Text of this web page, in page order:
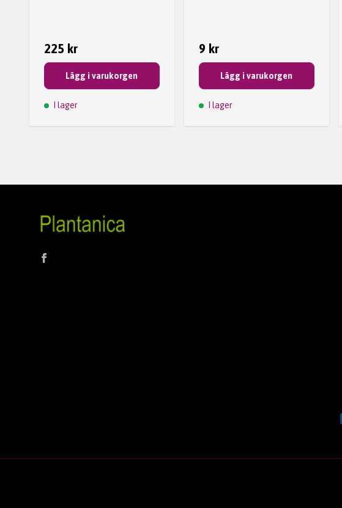
225 kr
Lägg i varukorgen
I lager
9 kr
Lägg i varukorgen
I lager